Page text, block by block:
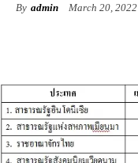
By admin March 20, 2022